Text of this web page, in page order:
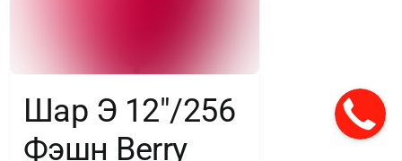
Шар Э 12″/256
Фэшн Berry